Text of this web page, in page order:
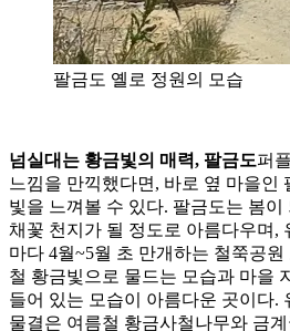
팔금도 옐로 정원의 모습
넘실대는 황금빛의 매력, 팔금도퍼
느낌을 만끽했다면, 바로 옆 마을인
빛을 느껴볼 수 있다. 팔금도는 봄
채꽃 천지가 될 정도로 아름다우며,
마다 4월~5월 초 만개하는 철쭉공
철 황금빛으로 물드는 모습과 마을
들어 있는 모습이 아름다운 곳이다.
물결은 여름철 황금사철나무와 금